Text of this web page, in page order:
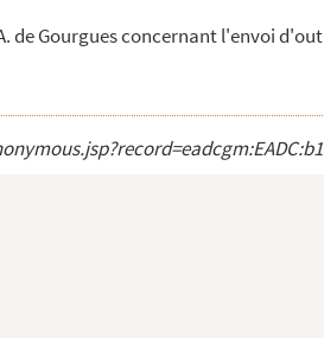
de Gourgues concernant l'envoi